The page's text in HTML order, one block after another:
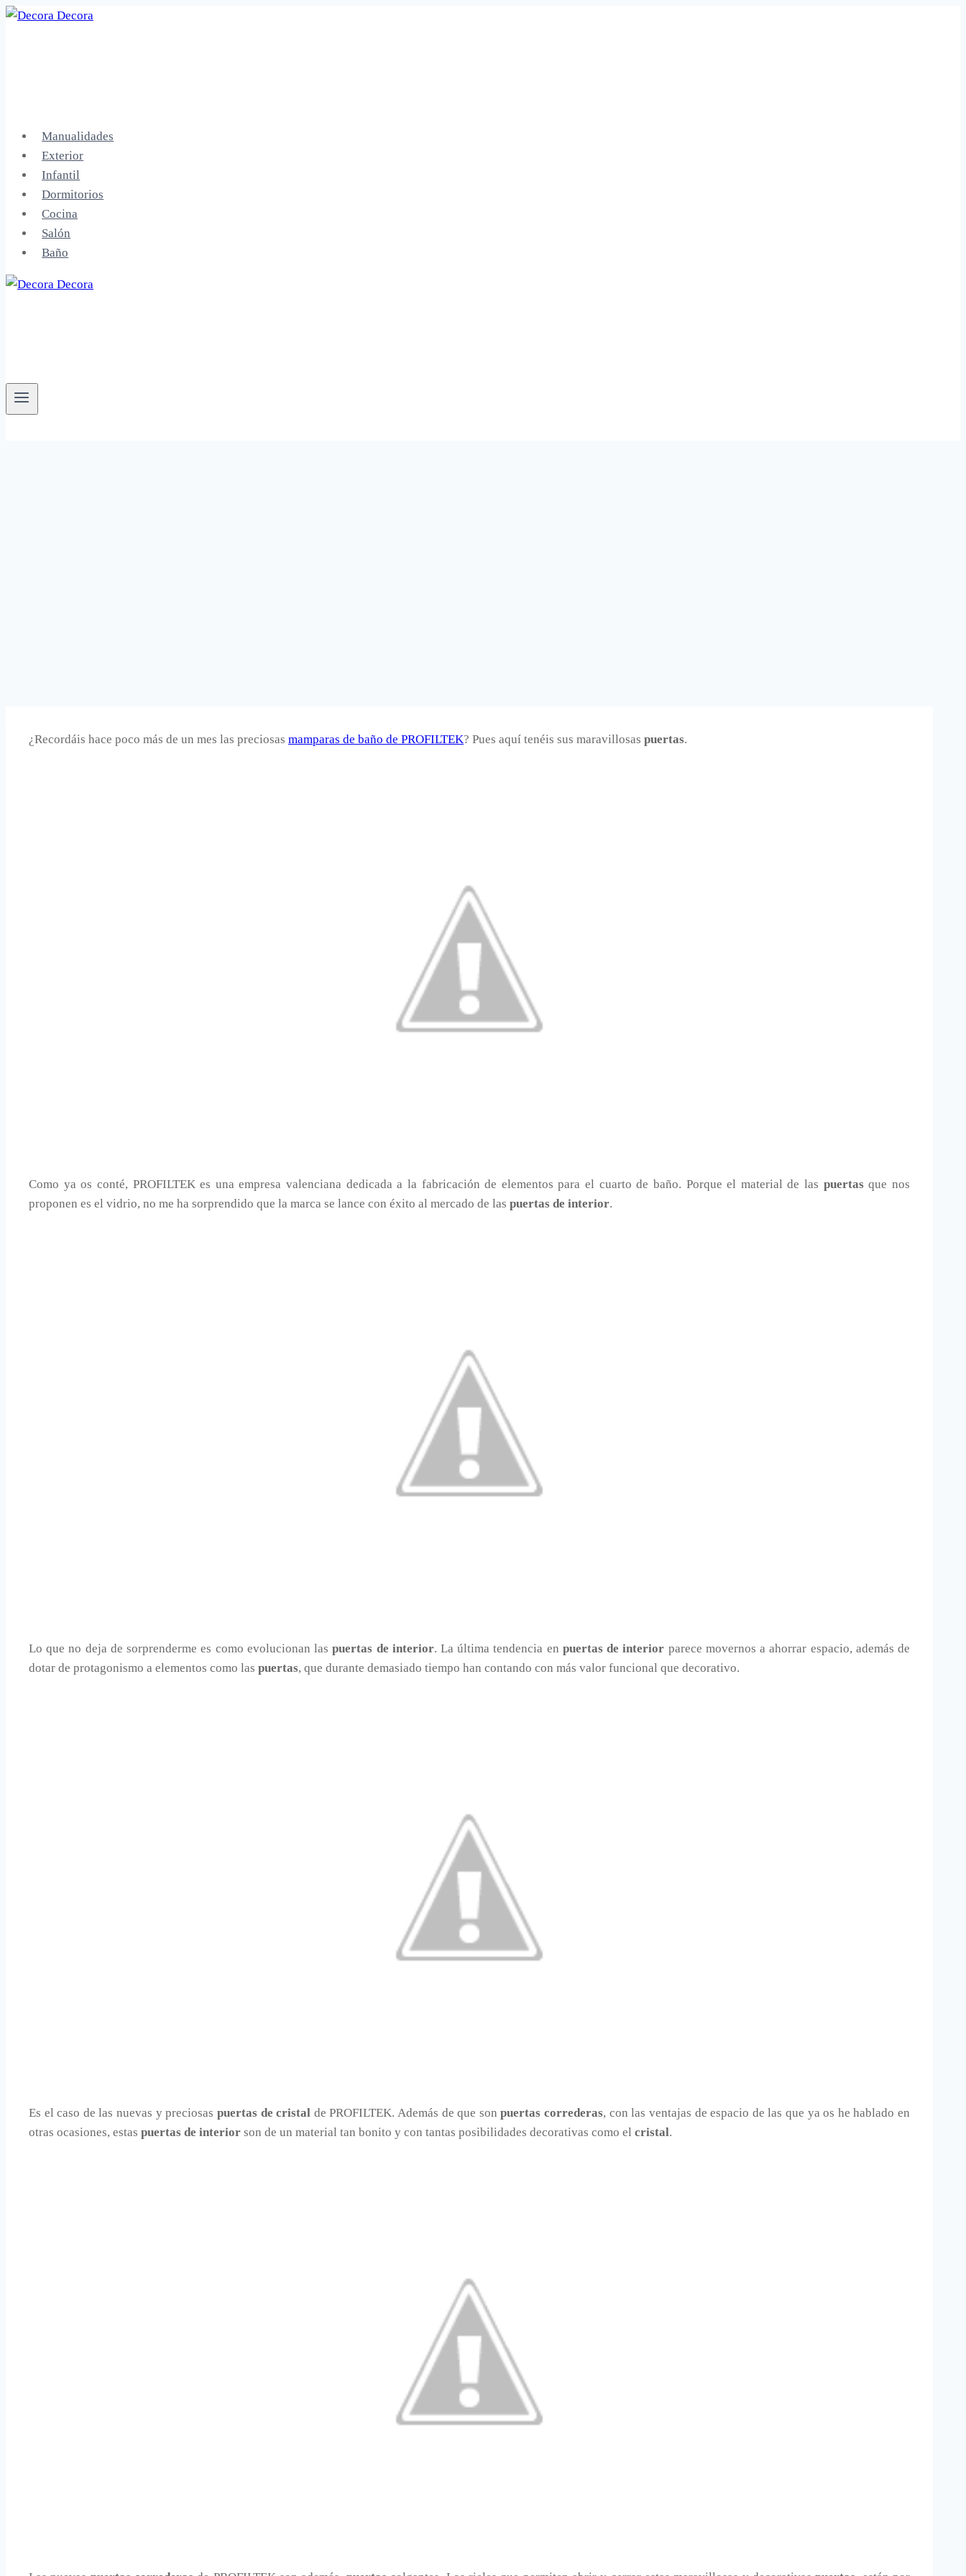
Saltar
Manualidades
Exterior
Infantil
Dormitorios
Cocina
Salón
Baño
¿Recordáis hace poco más de un mes las preciosas mamparas de baño de PROFILTEK? Pues aquí tenéis sus maravillosas puertas.
Como ya os conté, PROFILTEK es una empresa valenciana dedicada a la fabricación de elementos para el cuarto de baño. Porque el material de las puertasque nos
proponen es el vidrio, no me ha sorprendido que la marca se lance con éxito al mercado de las puertas de interior.
Lo que no deja de sorprenderme es como evolucionan laspuertas de interior. La última tendencia en puertas de interior parece movernos a ahorrar espacio, además de
dotar de protagonismo a elementos como las puertas, que durante demasiado tiempo han contando con más valor funcional que decorativo.
Es el caso de las nuevas y preciosas puertas de cristal de PROFILTEK. Además de que sonpuertas correderas, con las ventajas de espacio de las que ya os he hablado en
otras ocasiones, estas puertas de interior son de un material tan bonito y con tantas posibilidades decorativas como el cristal.